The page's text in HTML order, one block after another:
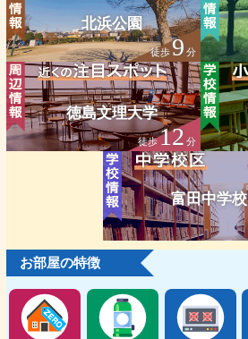
北浜公園
徒歩9 分
徳島文理大学
徒歩12 分
富田中学校
お部屋の特徴